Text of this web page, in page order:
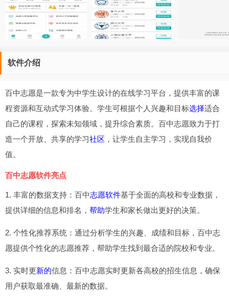
软件介绍
百中志愿是一款专为中学生设计的在线学习平台，提供丰富的课
程资源和互动式学习体验。学生可根据个人兴趣和目标选择适合
自己的课程，探索未知领域，提升综合素质。百中志愿致力于打
造一个开放、共享的学习社区 ，让学生自主学习，实现自我价
值。
百中志愿软件亮点
1. 丰富的数据支持：百中志愿软件基于全面的高校和专业数据，
提供详细的信息和排名， 帮助学生和家长做出更好的决策。
2. 个性化推荐系统：通过分析学生的兴趣、成绩和目标，百中志
愿提供个性化的志愿推荐，帮助学生找到最合适的院校和专业。
3. 实时更新的信息：百中志愿实时更新各高校的招生信息，确保
用户获取最准确、最新的数据。